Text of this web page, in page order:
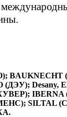
(ДЭУ);
SILTAL